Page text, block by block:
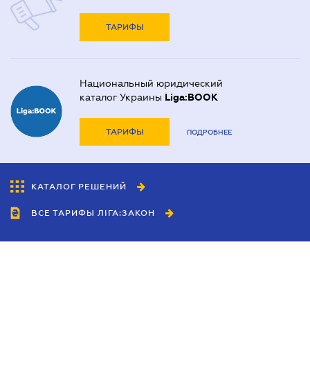
ТАРИФЫ
Национальный юридический
каталог Украины Liga:BOOK
ТАРИФЫ ПОДРОБНЕЕ
КАТАЛОГ РЕШЕНИЙ
ВСЕ ТАРИФЫ ЛІГА:ЗАКОН